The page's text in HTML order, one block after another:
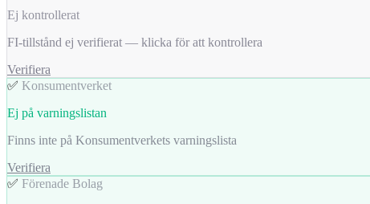
Ej kontrollerat
FI-tillstånd ej verifierat — klicka för att kontrollera
Verifiera
✅ Konsumentverket
Ej på varningslistan
Finns inte på Konsumentverkets varningslista
Verifiera
✅ Förenade Bolag